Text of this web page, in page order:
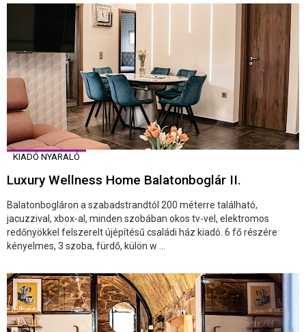
KIADÓ NYARALÓ
Luxury Wellness Home Balatonboglár II.
Balatonbogláron a szabadstrandtól 200 méterre található,
jacuzzival, xbox-al, minden szobában okos tv-vel, elektromos
redőnyökkel felszerelt újépítésű családi ház kiadó. 6 fő részére
kényelmes, 3 szoba, fürdő, külön w ...